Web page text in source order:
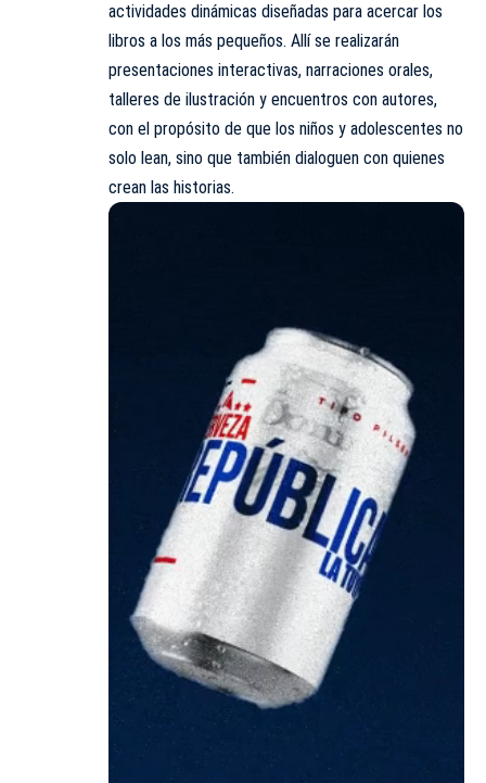
actividades dinámicas diseñadas para acercar los
libros a los más pequeños. Allí se realizarán
presentaciones interactivas, narraciones orales,
talleres de ilustración y encuentros con autores,
con el propósito de que los niños y adolescentes no
solo lean, sino que también dialoguen con quienes
crean las historias.